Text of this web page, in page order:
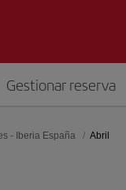
Gestionar reserva
- Iberia España Abril